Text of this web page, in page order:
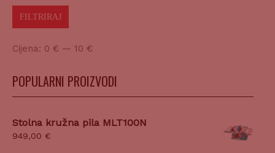
FILTRIRAJ
Cijena: 0 € — 10 €
POPULARNI PROIZVODI
Stolna kružna pila MLT100N
949,00 €